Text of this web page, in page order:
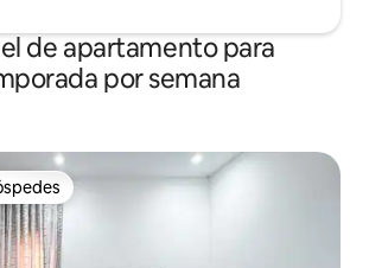
de apartamento para
por semana